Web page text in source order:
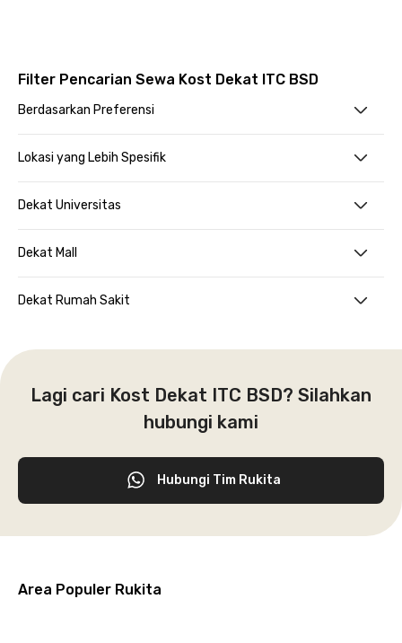
Filter Pencarian Sewa Kost Dekat ITC BSD
Berdasarkan Preferensi
Lokasi yang Lebih Spesifik
Dekat Universitas
Dekat Mall
Dekat Rumah Sakit
Lagi cari Kost Dekat ITC BSD? Silahkan
hubungi kami
Hubungi Tim Rukita
Area Populer Rukita